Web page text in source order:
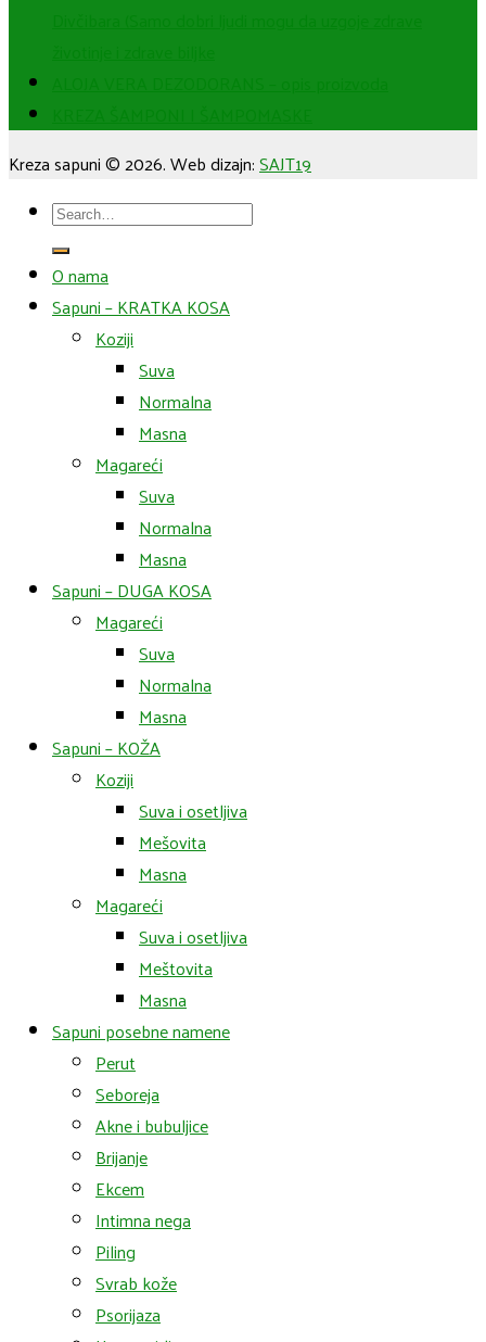
Kreza sapuni © 2026. Web dizajn:SAJT19
Search
for:
O nama
Sapuni – KRATKA KOSA
Koziji
Suva
Normalna
Masna
Magareći
Suva
Normalna
Masna
Sapuni – DUGA KOSA
Magareći
Suva
Normalna
Masna
Sapuni – KOŽA
Koziji
Suva i osetljiva
Mešovita
Masna
Magareći
Suva i osetljiva
Meštovita
Masna
Sapuni posebne namene
Perut
Seboreja
Akne i bubuljice
Brijanje
Ekcem
Intimna nega
Piling
Svrab kože
Psorijaza